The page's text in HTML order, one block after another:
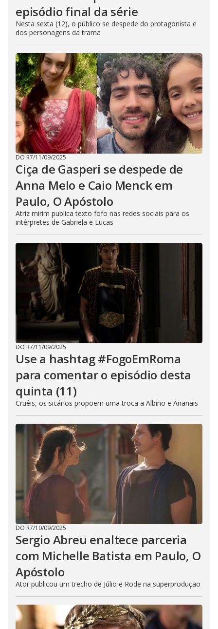
episódio final da série
Nesta sexta (12), o público se despede do protagonista e
dos personagens da trama
DO R7/11/09/2025
Ciça de Gasperi se despede de
Anna Melo e Caio Menck em
Paulo, O Apóstolo
Atriz mirim publica texto fofo nas redes sociais para os
intérpretes de Gabriela e Lucas
DO R7/11/09/2025
Use a hashtag #FogoEmRoma
para comentar o episódio desta
quinta (11)
Cruéis, os sicários propõem uma troca a Albino e Ananais
DO R7/10/09/2025
Sergio Abreu enaltece parceria
com Michelle Batista em Paulo, O
Apóstolo
Ator publicou um trecho de Júlio e Rode na superprodução